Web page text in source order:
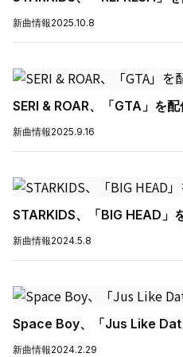
新曲情報2025.10.8
SERI & ROAR、「GTA」を
新曲情報2025.9.16
STARKIDS、「BIG HEAD」
新曲情報2024.5.8
Space Boy、「Jus Like Dat
新曲情報2024.2.29